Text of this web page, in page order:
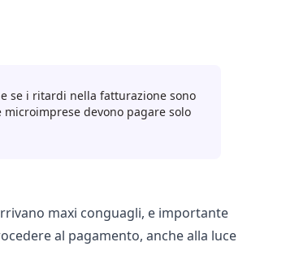
se i ritardi nella fatturazione sono
devono pagare solo
maxi conguagli, e importante
al pagamento, anche alla luce